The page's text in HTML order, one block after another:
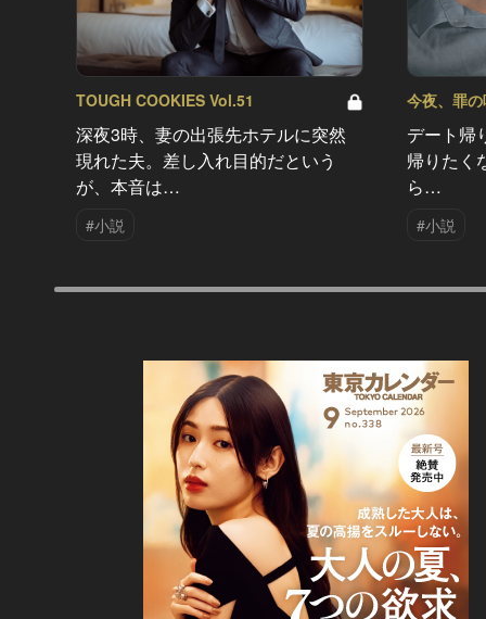
TOUGH COOKIES Vol.51
深夜3時、妻の出張先ホテルに突然
現れた夫。差し入れ目的だという
が、本音は…
#小説
今夜、罪
デート帰
帰りたく
ら…
#小説